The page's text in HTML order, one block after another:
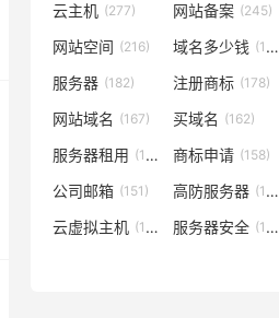
云主机 (277) 网站备案 (245)
网站空间 (216) 域名多少钱 (194)
服务器 (182) 注册商标 (178)
网站域名 (167) 买域名 (162)
服务器租用 (160) 商标申请 (158)
公司邮箱 (151) 高防服务器 (146)
云虚拟主机 (140) 服务器安全 (137)